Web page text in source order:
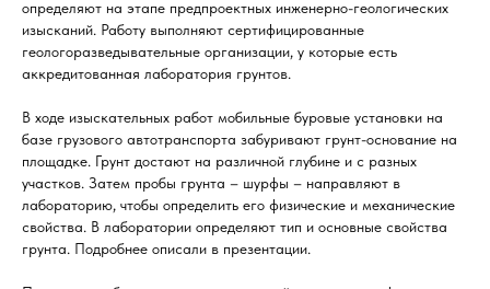
определяют на этапе предпроектных инженерно-геологических
изысканий. Работу выполняют сертифицированные
геологоразведывательные организации, у которые есть
аккредитованная лаборатория грунтов.
В ходе изыскательных работ мобильные буровые установки на
базе грузового автотранспорта забуривают грунт-основание на
площадке. Грунт достают на различной глубине и с разных
участков. Затем пробы грунта – шурфы – направляют в
лабораторию, чтобы определить его физические и механические
свойства. В лаборатории определяют тип и основные свойства
грунта. Подробнее описали в презентации.